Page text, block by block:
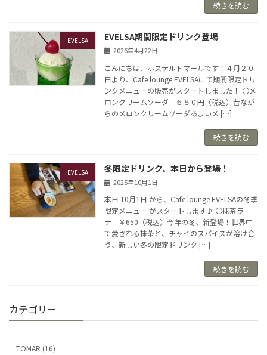
続きを読む
EVELSA EVELSA期間限定ドリンク登場
2026年4月22日
こんにちは、ホステルトマールです！４月２０
日より、Cafe lounge EVELSAにて期間限定ドリ
ンクメニューの販売がスタートしました！ 〇メ
ロンクリームソーダ ６８０円（税込）昔なが
らのメロンクリームソーダあまいメ […]
続きを読む
EVELSA 冬限定ドリンク、本日から登場！
2025年10月1日
本日 10月1日 から、Cafe lounge EVELSAの冬季
限定メニュー がスタートします♪ 〇抹茶ラ
テ ￥650（税込）今年の冬、新登場！世界中
で愛される抹茶と、チャイのスパイスが溶け合
う、新しい冬の限定ドリンク […]
続きを読む
カテゴリー
TOMAR (16)